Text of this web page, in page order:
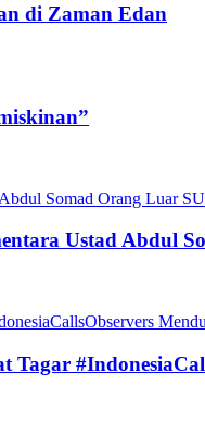
di Zaman Edan
Ustad Abdul
Tagar